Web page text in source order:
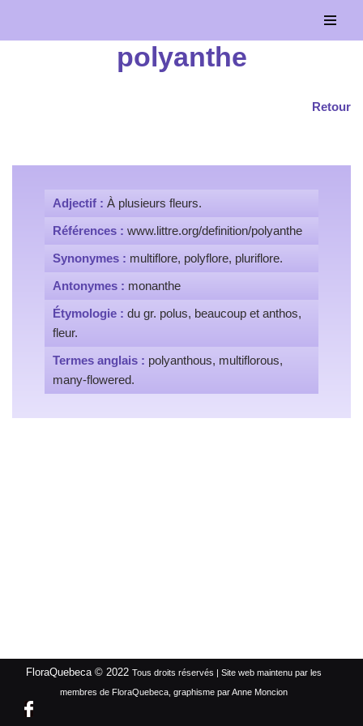
Aller
polyanthe
Retour
Adjectif : À plusieurs fleurs.
Références : www.littre.org/definition/polyanthe
Synonymes : multiflore, polyflore, pluriflore.
Antonymes : monanthe
Étymologie : du gr. polus, beaucoup et anthos,
fleur.
Termes anglais : polyanthous, multiflorous,
many-flowered.
FloraQuebeca © 2022 Tous droits réservés | Site web maintenu par les
membres de FloraQuebeca, graphisme par Anne Moncion